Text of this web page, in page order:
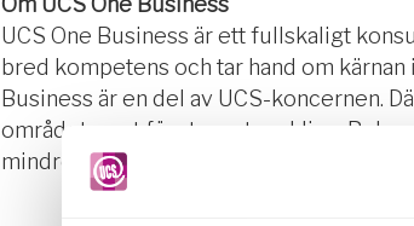
UCS One Business är ett fullskaligt
bred kompetens och tar hand om
Business är en del av UCS-koncernen.
området samt företagsutveckling.
mindre bolag till större koncerner. UCS